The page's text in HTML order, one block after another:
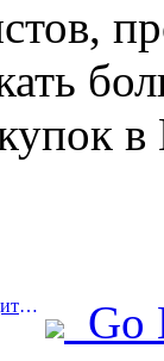
в
Prev:Объявлены окончательные победители шести главных премий: более ста отелей и компаний получили ежегодные награды!
Go